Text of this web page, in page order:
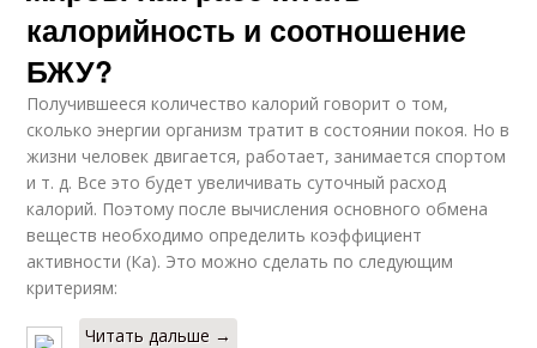
калорийность и соотношение
БЖУ?
Получившееся количество калорий говорит о том,
сколько энергии организм тратит в состоянии покоя. Но в
жизни человек двигается, работает, занимается спортом
и т. д. Все это будет увеличивать суточный расход
калорий. Поэтому после вычисления основного обмена
веществ необходимо определить коэффициент
активности (Ка). Это можно сделать по следующим
критериям:
Читать дальше →